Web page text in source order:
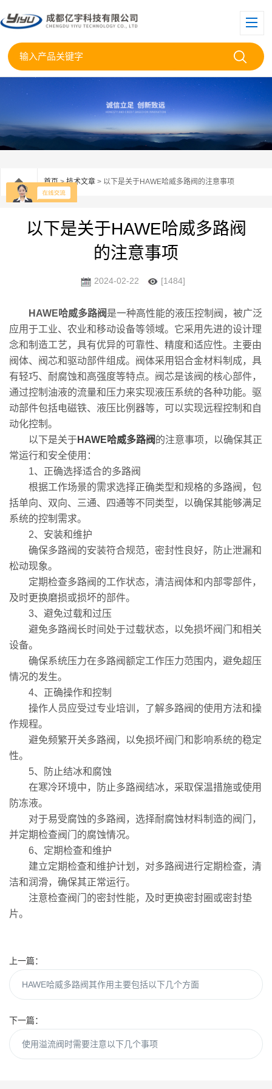
首页>技术文章 > 以下是关于HAWE哈威多路阀的注意事项
以下是关于HAWE哈威多路阀
的注意事项
2024-02-22 [1484]
HAWE哈威多路阀是一种高性能的液压控制阀，被广泛
应用于工业、农业和移动设备等领域。它采用先进的设计理
念和制造工艺，具有优异的可靠性、精度和适应性。主要由
阀体、阀芯和驱动部件组成。阀体采用铝合金材料制成，具
有轻巧、耐腐蚀和高强度等特点。阀芯是该阀的核心部件，
通过控制油液的流量和压力来实现液压系统的各种功能。驱
动部件包括电磁铁、液压比例器等，可以实现远程控制和自
动化控制。
以下是关于HAWE哈威多路阀的注意事项，以确保其正
常运行和安全使用：
1、正确选择适合的多路阀
根据工作场景的需求选择正确类型和规格的多路阀，包
括单向、双向、三通、四通等不同类型，以确保其能够满足
系统的控制需求。
2、安装和维护
确保多路阀的安装符合规范，密封性良好，防止泄漏和
松动现象。
定期检查多路阀的工作状态，清洁阀体和内部零部件，
及时更换磨损或损坏的部件。
3、避免过载和过压
避免多路阀长时间处于过载状态，以免损坏阀门和相关
设备。
确保系统压力在多路阀额定工作压力范围内，避免超压
情况的发生。
4、正确操作和控制
操作人员应受过专业培训，了解多路阀的使用方法和操
作规程。
避免频繁开关多路阀，以免损坏阀门和影响系统的稳定
性。
5、防止结冰和腐蚀
在寒冷环境中，防止多路阀结冰，采取保温措施或使用
防冻液。
对于易受腐蚀的多路阀，选择耐腐蚀材料制造的阀门，
并定期检查阀门的腐蚀情况。
6、定期检查和维护
建立定期检查和维护计划，对多路阀进行定期检查，清
洁和润滑，确保其正常运行。
注意检查阀门的密封性能，及时更换密封圈或密封垫
片。
上一篇：
HAWE哈威多路阀其作用主要包括以下几个方面
下一篇：
使用溢流阀时需要注意以下几个事项